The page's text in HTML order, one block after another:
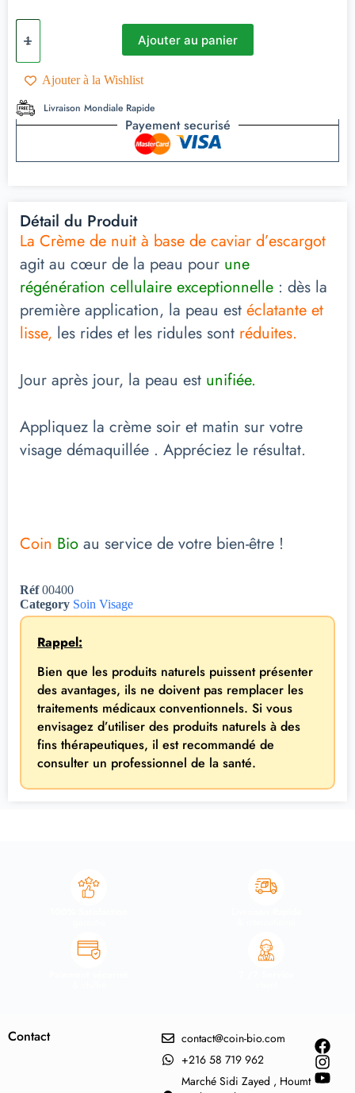
Ajouter au panier
Ajouter à la Wishlist
Livraison Mondiale Rapide
Payement securisé
Détail du Produit
La Crème de nuit à base de caviar d’escargot
agit au cœur de la peau pour une
régénération cellulaire exceptionnelle : dès la
première application, la peau est éclatante et
lisse, les rides et les ridules sont réduites.
Jour après jour, la peau est unifiée.
Appliquez la crème soir et matin sur votre
visage démaquillée . Appréciez le résultat.
Coin Bio au service de votre bien-être !
Réf00400
Category Soin Visage
Rappel:
Bien que les produits naturels puissent présenter
des avantages, ils ne doivent pas remplacer les
traitements médicaux conventionnels. Si vous
envisagez d’utiliser des produits naturels à des
fins thérapeutiques, il est recommandé de
consulter un professionnel de la santé.
Contact
contact@coin-bio.com
+216 58 719 962
Marché Sidi Zayed , Houmt